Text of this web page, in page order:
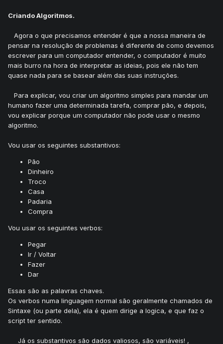
Criando Algoritmos.
Agora o que precisamos entender é que a nossa maneira de
pensar na resolução de problemas é diferente de como devemos
escrever para um computador entender, o computador é muito
mais burro na hora de interpretar as ideias, pois ele não tem
quase nada para se basear além das suas instruções.
Para explicar, vou criar um algoritmo simples para mandar um
humano fazer uma determinada tarefa, comprar pão, e depois,
vou explicar porque um computador não pode usar o mesmo
algoritmo.
Vou usar os seguintes substantivos:
Pão
Dinheiro
Troco
Casa
Padaria
Compra
Vou usar os seguintes verbos:
Pegar
Ir / Voltar
Fazer
Dar
Essas são as palavras chaves.
Os verbos numa linguagem normal são geralmente chamados de
Sintaxe (ou parte dela), ela é quem dirige a logica, e que faz o
script ter sentido.
Já os substantivos são dados valiosos, são variáveis! ,